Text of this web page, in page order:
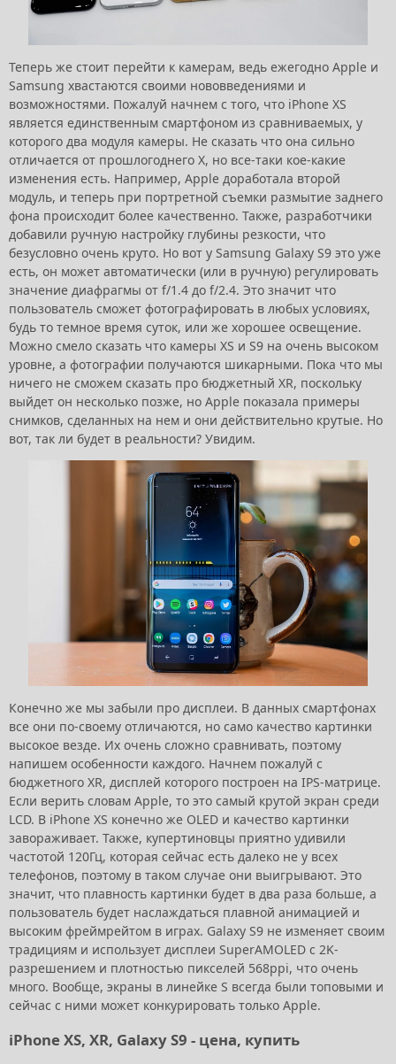
Теперь же стоит перейти к камерам, ведь ежегодно Apple и
Samsung хвастаются своими нововведениями и
возможностями. Пожалуй начнем с того, что iPhone XS
является единственным смартфоном из сравниваемых, у
которого два модуля камеры. Не сказать что она сильно
отличается от прошлогоднего X, но все-таки кое-какие
изменения есть. Например, Apple доработала второй
модуль, и теперь при портретной съемки размытие заднего
фона происходит более качественно. Также, разработчики
добавили ручную настройку глубины резкости, что
безусловно очень круто. Но вот у Samsung Galaxy S9 это уже
есть, он может автоматически (или в ручную) регулировать
значение диафрагмы от f/1.4 до f/2.4. Это значит что
пользователь сможет фотографировать в любых условиях,
будь то темное время суток, или же хорошее освещение.
Можно смело сказать что камеры XS и S9 на очень высоком
уровне, а фотографии получаются шикарными. Пока что мы
ничего не сможем сказать про бюджетный XR, поскольку
выйдет он несколько позже, но Apple показала примеры
снимков, сделанных на нем и они действительно крутые. Но
вот, так ли будет в реальности? Увидим.
Конечно же мы забыли про дисплеи. В данных смартфонах
все они по-своему отличаются, но само качество картинки
высокое везде. Их очень сложно сравнивать, поэтому
напишем особенности каждого. Начнем пожалуй с
бюджетного XR, дисплей которого построен на IPS-матрице.
Если верить словам Apple, то это самый крутой экран среди
LCD. В iPhone XS конечно же OLED и качество картинки
завораживает. Также, купертиновцы приятно удивили
частотой 120Гц, которая сейчас есть далеко не у всех
телефонов, поэтому в таком случае они выигрывают. Это
значит, что плавность картинки будет в два раза больше, а
пользователь будет наслаждаться плавной анимацией и
высоким фреймрейтом в играх. Galaxy S9 не изменяет своим
традициям и использует дисплеи SuperAMOLED с 2K-
разрешением и плотностью пикселей 568ppi, что очень
много. Вообще, экраны в линейке S всегда были топовыми и
сейчас с ними может конкурировать только Apple.
iPhone XS, XR, Galaxy S9 - цена, купить